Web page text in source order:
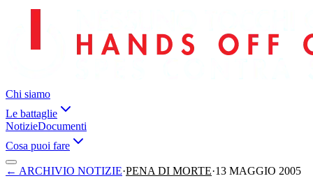
Chi siamo
Le battaglie
NotizieDocumenti
Cosa puoi fare
← ARCHIVIO NOTIZIE·PENA DI MORTE·13 MAGGIO 2005